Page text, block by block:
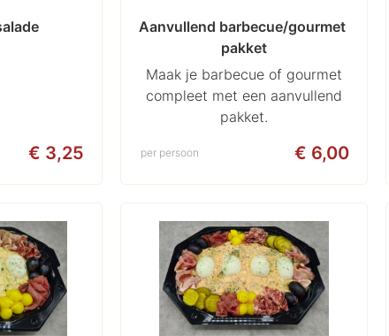
€ 3,25
Aanvullend barbecue/gourmet
pakket
Maak je barbecue of gourmet
compleet met een aanvullend
pakket.
€ 6,00
per persoon